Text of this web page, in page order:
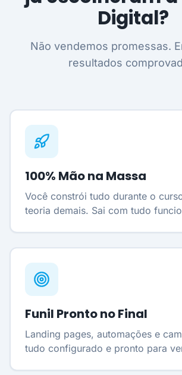
Digital?
Não vendemos promessas.
resultados
100% Mão na Massa
Você constrói tudo durante o
teoria demais. Sai com tudo
Funil Pronto no Final
Landing pages, automações e
tudo configurado e pronto para